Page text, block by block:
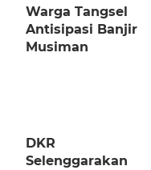
Warga Tangsel
Antisipasi Banjir
Musiman
DKR
Selenggarakan